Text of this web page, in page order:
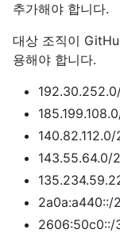
추가해야 합니다.
대상 조직이
용해야 합니다.
140.82.112.0/
143.55.64.0/
2a0a:a440::/
2606:50c0::/